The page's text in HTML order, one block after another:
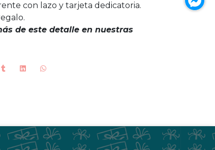
con lazo y tarjeta dedicatoria.
de este detalle en nuestras